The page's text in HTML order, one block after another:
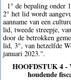
1° de bepaling onder
2° het lid wordt
aanname van een
lid, tweede streepje,
door de betrokken
lid, 3°, van hetzelfde
januari 2023.".
HOOFDSTUK 4 -
houdende